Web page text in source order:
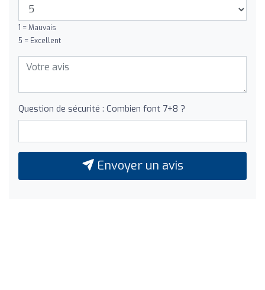
1 = Mauvais
5 = Excellent
Question de sécurité : Combien font 7+8 ?
Envoyer un avis